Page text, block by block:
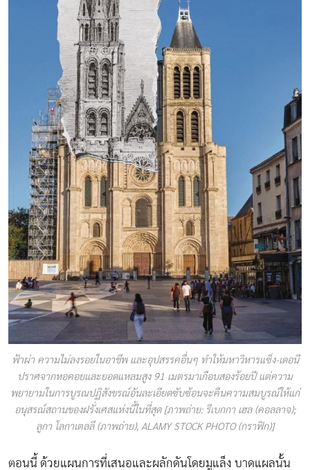
ฟ้าผ่า ความไม่ลงรอยในอาชีพ และอุปสรรคอื่นๆ ทำให้มหาวิหารแซ็ง-เดอนี
ปราศจากหอคอยและยอดแหลมสูง 91 เมตรมาเกือบสองร้อยปี แต่ความ
พยายามในการบูรณปฏิสังขรณ์อันละเอียดซับซ้อนจะคืนความสมบูรณ์ให้แก่
อนุสรณ์สถานของฝรั่งเศสแห่งนี้ในที่สุด [ภาพถ่าย: รีเบกกา เฮล (คอลลาจ);
ลูกา โลกาเตลลี (ภาพถ่าย), ALAMY STOCK PHOTO (กราฟิก)]
ตอนนี้ ด้วยแผนการที่เสนอและผลักดันโดยมูแล็ง บาดแผลนั้น